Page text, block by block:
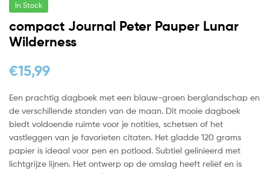
In Stock
compact Journal Peter Pauper Lunar
Wilderness
€15,99
Een prachtig dagboek met een blauw-groen berglandschap en
de verschillende standen van de maan. Dit mooie dagboek
biedt voldoende ruimte voor je notities, schetsen of het
vastleggen van je favorieten citaten. Het gladde 120 grams
papier is ideaal voor pen en potlood. Subtiel gelinieerd met
lichtgrijze lijnen. Het ontwerp op de omslag heeft reliëf en is